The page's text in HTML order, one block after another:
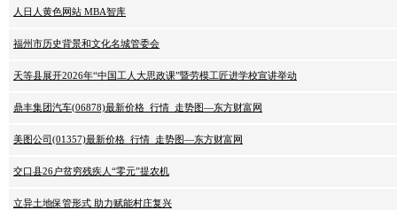
人日人黄色网站 MBA智库
福州市历史背景和文化名城管委会
天等县展开2026年“中国工人大思政课”暨劳模工匠进学校宣讲举动
鼎丰集团汽车(06878)最新价格_行情_走势图—东方财富网
美图公司(01357)最新价格_行情_走势图—东方财富网
交口县26户贫穷残疾人“零元”提农机
立异土地保管形式 助力赋能村庄复兴